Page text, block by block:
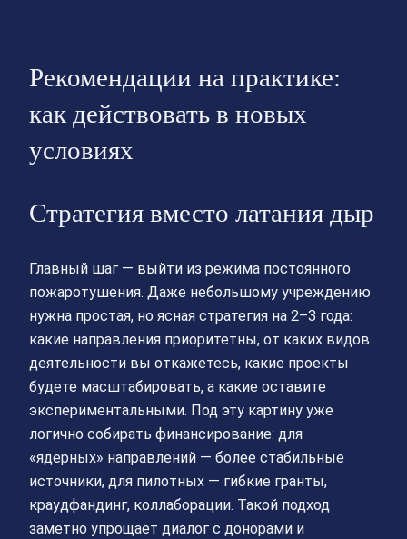
Рекомендации на практике:
как действовать в новых
условиях
Стратегия вместо латания дыр
Главный шаг — выйти из режима постоянного
пожаротушения. Даже небольшому учреждению
нужна простая, но ясная стратегия на 2–3 года:
какие направления приоритетны, от каких видов
деятельности вы откажетесь, какие проекты
будете масштабировать, а какие оставите
экспериментальными. Под эту картину уже
логично собирать финансирование: для
«ядерных» направлений — более стабильные
источники, для пилотных — гибкие гранты,
краудфандинг, коллаборации. Такой подход
заметно упрощает диалог с донорами и